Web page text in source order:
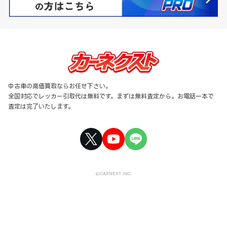
中古車の高価買取ならお任せ下さい。
全国対応でレッカー引取代は無料です。まずは無料査定から。お電話一本で
査定は完了いたします。
©CARNEXT INC.